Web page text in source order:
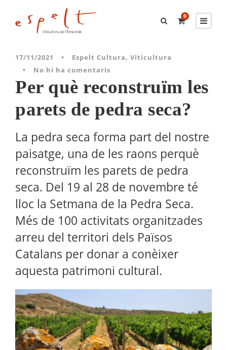
0
17/11/2021 • Espelt Cultura, Viticultura
•
No hi ha comentaris
Per què reconstruïm les
parets de pedra seca?
La pedra seca forma part del nostre
paisatge, una de les raons perquè
reconstruïm les parets de pedra
seca. Del 19 al 28 de novembre té
lloc la Setmana de la Pedra Seca.
Més de 100 activitats organitzades
arreu del territori dels Països
Catalans per donar a conèixer
aquesta patrimoni cultural.